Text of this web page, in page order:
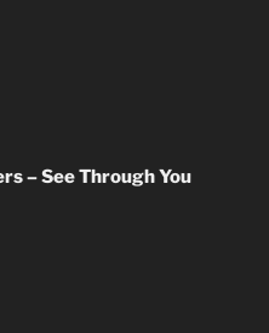
– See Through You